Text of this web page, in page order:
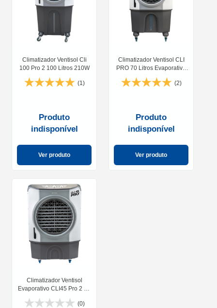
Climatizador Ventisol Cli
100 Pro 2 100 Litros 210W
(1)
Produto
indisponível
Ver produto
Climatizador Ventisol CLI
PRO 70 Litros Evaporativo
Industrial 210W
(2)
Produto
indisponível
Ver produto
Climatizador Ventisol
Evaporativo CLI45 Pro 2 45
(0)